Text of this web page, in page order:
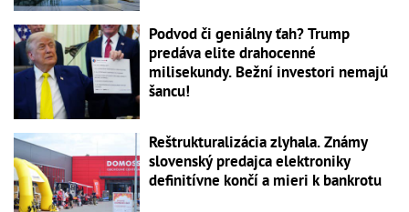
Podvod či geniálny ťah? Trump
predáva elite drahocenné
milisekundy. Bežní investori nemajú
šancu!
Reštrukturalizácia zlyhala. Známy
slovenský predajca elektroniky
definitívne končí a mieri k bankrotu